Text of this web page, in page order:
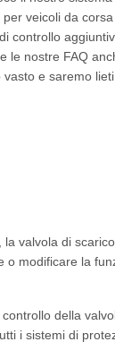
veicoli da
controllo
le nostre FAQ
e saremo
la valvola di
o modificare la
della
i sistemi di